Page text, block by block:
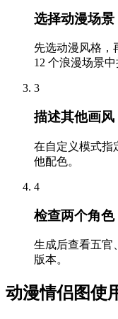
选择动漫场景
先选动漫风格，
12 个浪漫场景中
3
描述其他画风
在自定义模式指
他配色。
4
检查两个角色
生成后查看五官
版本。
动漫情侣图使